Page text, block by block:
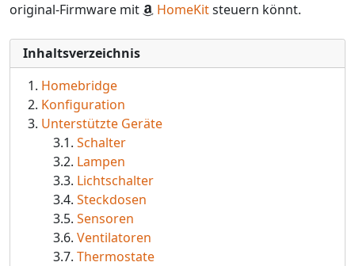
original-Firmware mit
HomeKitsteuern könnt.
Inhaltsverzeichnis
Homebridge
Konfiguration
Unterstützte Geräte
Schalter
Lampen
Lichtschalter
Steckdosen
Sensoren
Ventilatoren
Thermostate